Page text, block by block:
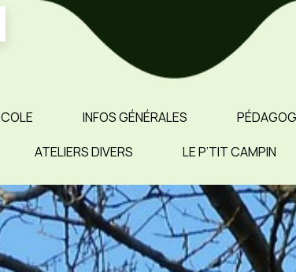
INFOS GÉNÉRALES
ATELIERS DIVERS LE P’TIT CAMPIN